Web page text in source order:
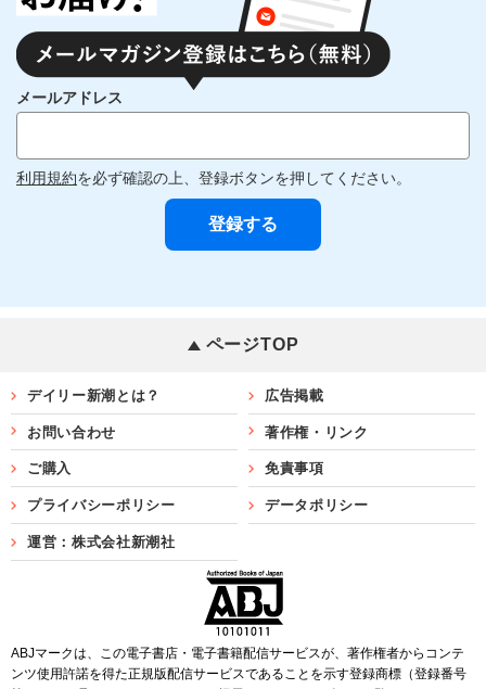
メールアドレス
利用規約を必ず確認の上、登録ボタンを押してください。
ページTOP
デイリー新潮とは？ 広告掲載
お問い合わせ 著作権・リンク
ご購入 免責事項
プライバシーポリシー データポリシー
運営：株式会社新潮社
ABJマークは、この電子書店・電子書籍配信サービスが、著作権者からコンテ
ンツ使用許諾を得た正規版配信サービスであることを示す登録商標（登録番号